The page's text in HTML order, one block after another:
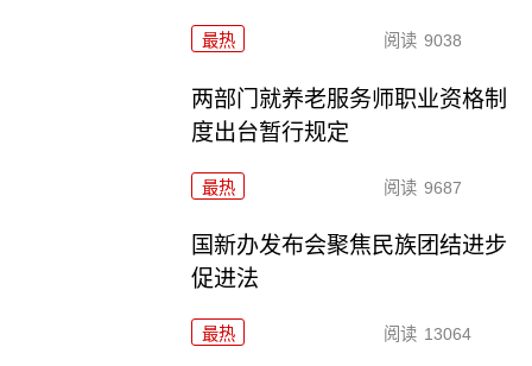
最热 阅读 9038
两部门就养老服务师职业资格制
度出台暂行规定
最热 阅读 9687
国新办发布会聚焦民族团结进步
促进法
最热 阅读 13064